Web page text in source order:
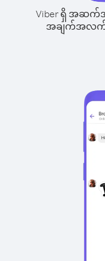
Viber ရှိ အဆက်
အချက်အလက် မ